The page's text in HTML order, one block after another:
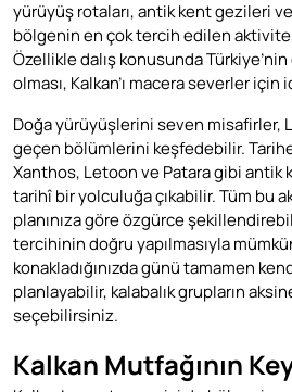
yürüyüş rotaları, antik kent gezileri
bölgenin en çok tercih edilen
Özellikle dalış konusunda
olması, Kalkan’ı macera severler
Doğa yürüyüşlerini seven misafirler,
geçen bölümlerini keşfedebilir.
Xanthos, Letoon ve Patara gibi antik
tarihî bir yolculuğa çıkabilir. Tüm bu
planınıza göre özgürce
tercihinin doğru yapılmasıyla
konakladığınızda günü tamamen
planlayabilir, kalabalık grupların
seçebilirsiniz.
Kalkan Mutfağının